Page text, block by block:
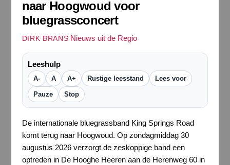
naar Hoogwoud voor
bluegrassconcert
DIRK BRANS Nieuws uit de Regio
Leeshulp
A- A A+ Rustige leesstand Lees voor
Pauze Stop
De internationale bluegrassband King Springs Road
komt terug naar Hoogwoud. Op zondagmiddag 30
augustus 2026 verzorgt de zeskoppige band een
optreden in De Hooghe Heeren aan de Herenweg 60 in